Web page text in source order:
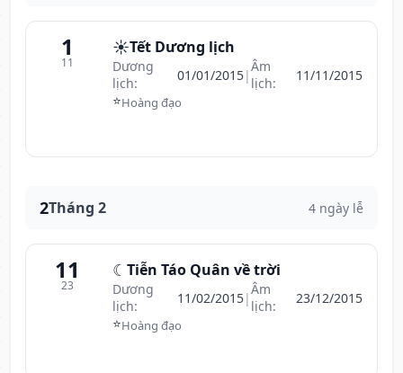
1
11
☀️Tết Dương lịch
Dương
lịch:
01/01/2015|Âm
lịch:
11/11/2015
⭐Hoàng đạo
2Tháng 2 4 ngày lễ
11
23
☾ Tiễn Táo Quân về trời
Dương
lịch:
11/02/2015|Âm
lịch:
23/12/2015
⭐Hoàng đạo